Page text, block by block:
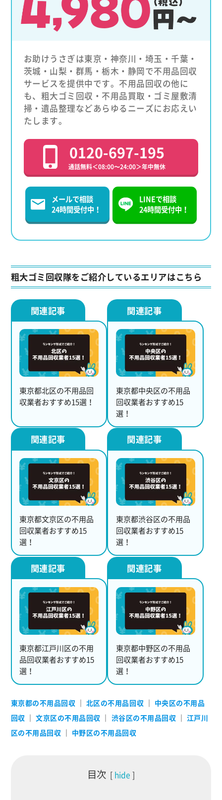
お助けうさぎは東京・神奈川・埼玉・千葉・
茨城・山梨・群馬・栃木・静岡で不用品回収
サービスを提供中です。不用品回収の他に
も、粗大ゴミ回収・不用品買取・ゴミ屋敷清
掃・遺品整理などあらゆるニーズにお応えい
たします。
0120-697-195
通話無料＜08:00〜24:00＞年中無休
メールで相談
24時間受付中！
LINEで相談
24時間受付中！
粗大ゴミ回収隊をご紹介しているエリアはこちら
東京都北区の不用品回
収業者おすすめ15選！
東京都中央区の不用品
回収業者おすすめ15
選！
東京都文京区の不用品
回収業者おすすめ15
選！
東京都渋谷区の不用品
回収業者おすすめ15
選！
東京都江戸川区の不用
品回収業者おすすめ15
選！
東京都中野区の不用品
回収業者おすすめ15
選！
東京都の不用品回収 ｜ 北区の不用品回収 ｜ 中央区の不用品
回収 ｜文京区の不用品回収 ｜ 渋谷区の不用品回収 ｜ 江戸川
区の不用品回収 ｜ 中野区の不用品回収
目次 hide